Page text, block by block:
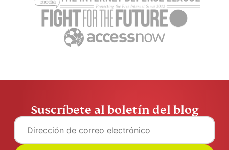
datos al usarlo
ExpressVPN 11 min
ellas
Suscríbete al boletín del blog